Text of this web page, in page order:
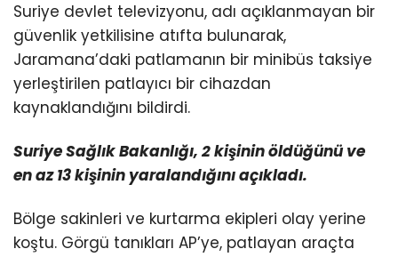
Suriye devlet televizyonu, adı açıklanmayan bir
güvenlik yetkilisine atıfta bulunarak,
Jaramana’daki patlamanın bir minibüs taksiye
yerleştirilen patlayıcı bir cihazdan
kaynaklandığını bildirdi.
Suriye Sağlık Bakanlığı, 2 kişinin öldüğünü ve
en az 13 kişinin yaralandığını açıkladı.
Bölge sakinleri ve kurtarma ekipleri olay yerine
koştu. Görgü tanıkları AP’ye, patlayan araçta